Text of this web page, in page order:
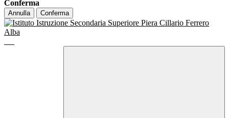
Conferma
Annulla Conferma